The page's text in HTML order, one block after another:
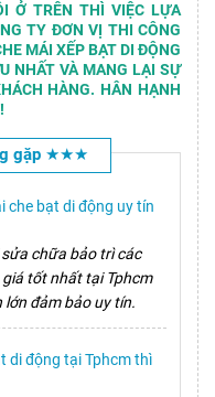
Ở TRÊN THÌ VIỆC LỰA
TY ĐƠN VỊ THI CÔNG
MÁI XẾP BẠT DI ĐỘNG
NHẤT VÀ MANG LẠI SỰ
HÀNG. HÂN HẠNH
gặp ★★★
che bạt di động uy tín
chữa bảo trì các
tốt nhất tại Tphcm
đảm bảo uy tín.
di động tại Tphcm thì